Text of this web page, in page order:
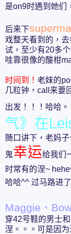
是on9时遇到她们
后来下
戏整天看到的，
试，至少有20多
哇靠很像的酸柑
时间到！ 老妹的
几粒钟，call来要
出发！！！哈哈
气》在
随口讲下，老妈
鬼幸运给我们
时常有的涅~
哈哈^^ 过马路进
Maggie、
穿42号鞋的男士
涅。。。可是因